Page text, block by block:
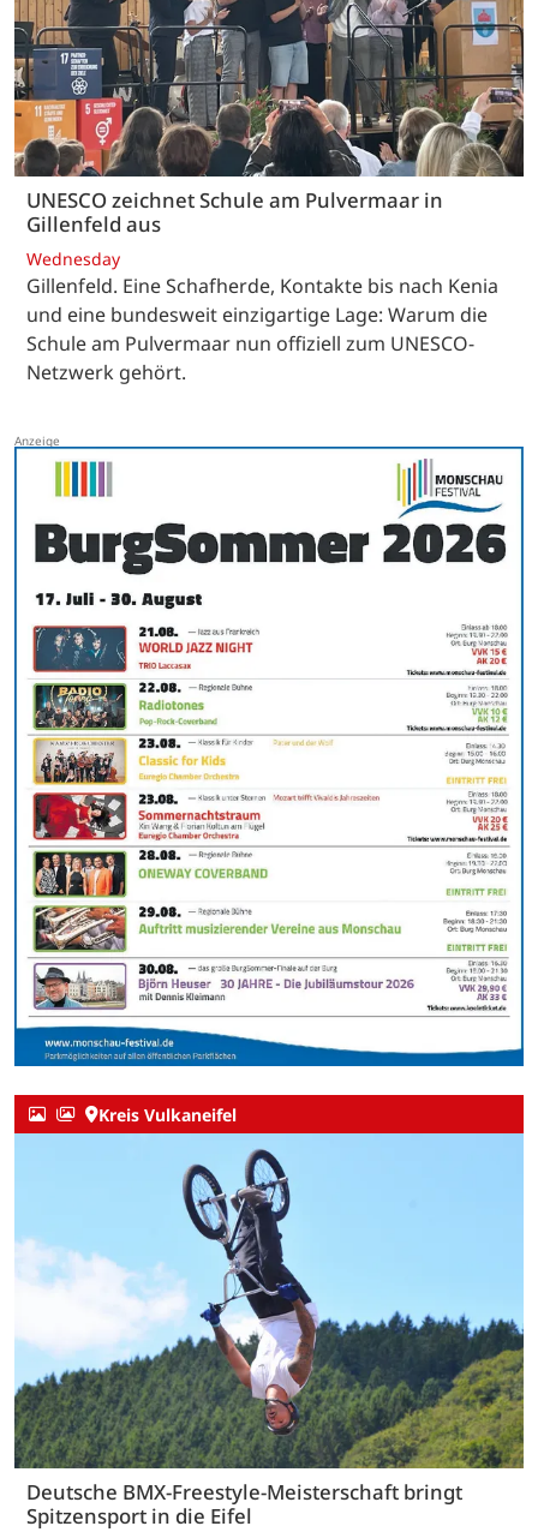
UNESCO zeichnet Schule am Pulvermaar in
Gillenfeld aus
Wednesday
Gillenfeld. Eine Schafherde, Kontakte bis nach Kenia
und eine bundesweit einzigartige Lage: Warum die
Schule am Pulvermaar nun offiziell zum UNESCO-
Netzwerk gehört.
Kreis Vulkaneifel
Deutsche BMX-Freestyle-Meisterschaft bringt
Spitzensport in die Eifel